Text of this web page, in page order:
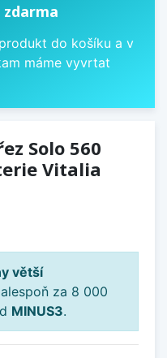
do košíku a v
máme vyvrtat
Solo 560
Vitalia
větší
za 8 000
MINUS3.